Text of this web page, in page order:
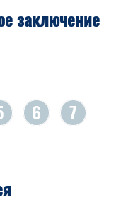
заключение
6 7